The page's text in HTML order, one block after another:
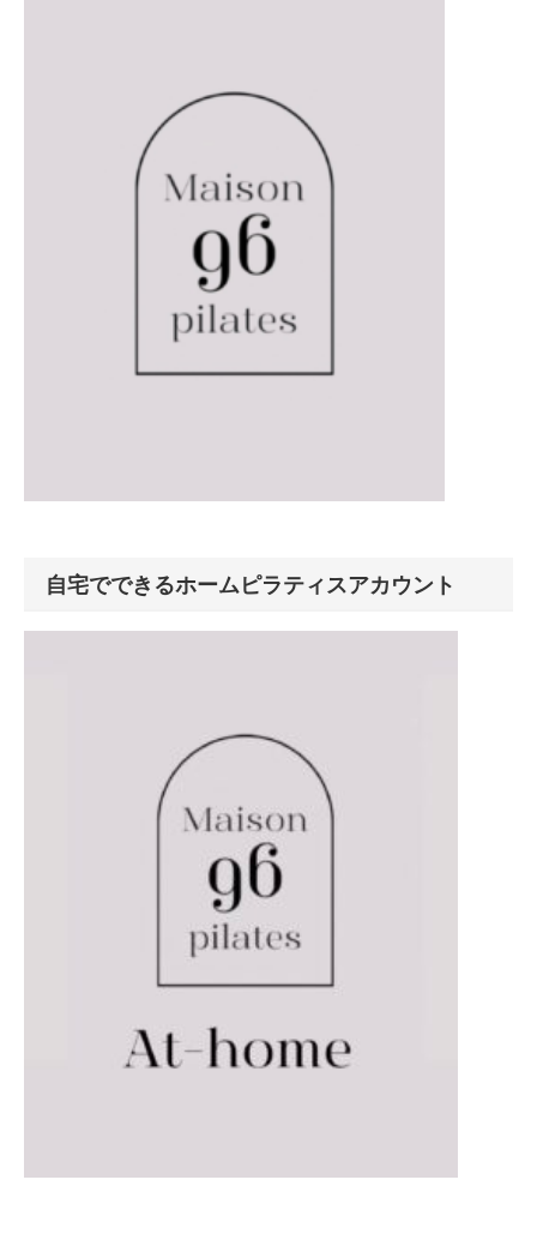
自宅でできるホームピラティスアカウント